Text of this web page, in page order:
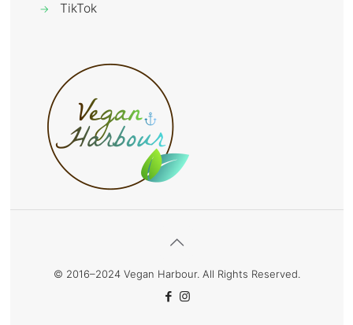
→ TikTok
© 2016–2024 Vegan Harbour. All Rights Reserved.